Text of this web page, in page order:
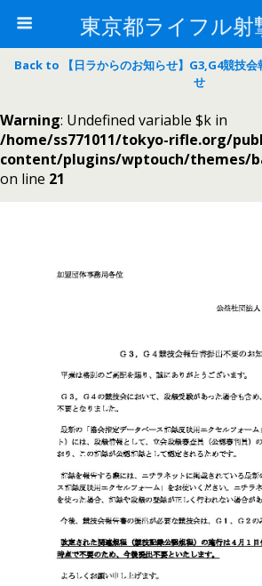
東京都ライフル射
Back to 【日ラからのお知らせ】G3,G4競技会
せ
Warning: Undefined variable $k in
/home/ss771011/tokyo-rifle.org/
content/plugins/wptouch/themes/
on line 21